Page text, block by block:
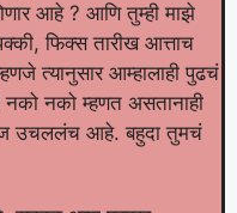
आहे ? आणि तुम्ही माझे
फिक्स तारीख आत्ताच
त्यानुसार आम्हालाही पुढचं
नको म्हणत असतानाही
उचललंच आहे. बहुदा तुमचं